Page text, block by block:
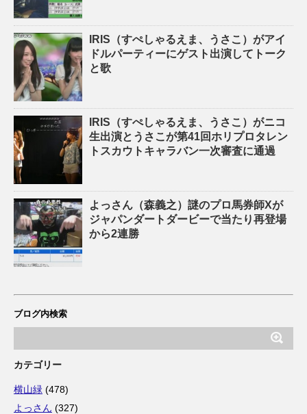
IRIS（すぺしゃるえま、うさこ）がアイ
ドルパーティーにゲスト出演してトーク
と歌
IRIS（すぺしゃるえま、うさこ）がニコ
生出演とうさこが第41回ホリプロタレン
トスカウトキャラバン一次審査に通過
よっさん（森義之）謎のプロ馬券師Xが
ジャパンダートダービーで当たり再登場
から2連勝
ブログ内検索
カテゴリー
横山緑 (478)
よっさん (327)